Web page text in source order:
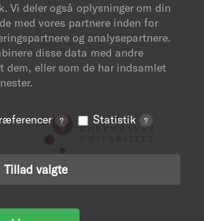
Vi deler også oplysninger om din
med vores partnere inden for
og analysepartnere.
disse data med andre
dem, eller som de har indsamlet
? Statistik ?
Tillad valgte